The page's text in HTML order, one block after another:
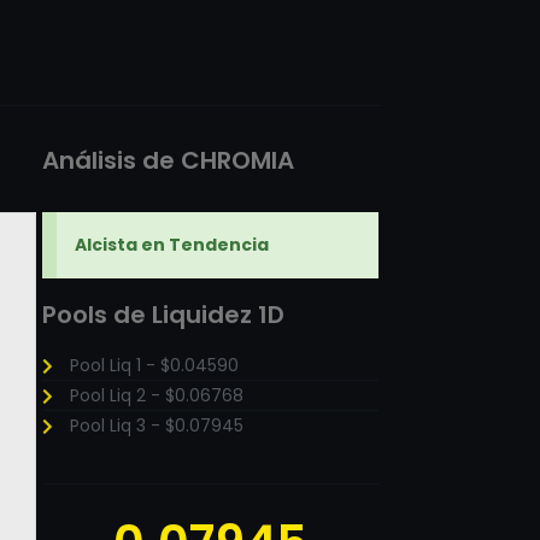
Análisis de CHROMIA
Alcista en Tendencia
Pools de Liquidez 1D
Pool Liq 1 - $0.04590
Pool Liq 2 - $0.06768
Pool Liq 3 - $0.07945